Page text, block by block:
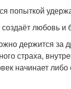
попыткой
любовь
держится
страха,
начинает